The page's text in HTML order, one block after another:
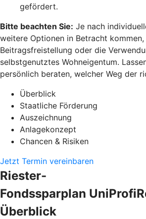
gefördert.
Bitte beachten Sie: Je nach
weitere Optionen in Betracht
Beitragsfreistellung oder die
selbstgenutztes Wohneigentum.
persönlich beraten, welcher Weg der
Überblick
Staatliche Förderung
Auszeichnung
Anlagekonzept
Chancen & Risiken
Jetzt Termin vereinbaren
Riester-
Fondssparplan
Überblick